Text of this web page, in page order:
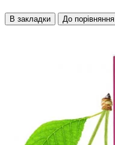
В закладки До порівняння